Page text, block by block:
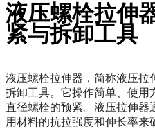
液压螺栓拉伸
紧与拆卸工具
液压螺栓拉伸器，简称液压拉
拆卸工具。它操作简单、使用
直径螺栓的预紧。液压拉伸器
用材料的抗拉强度和伸长率来